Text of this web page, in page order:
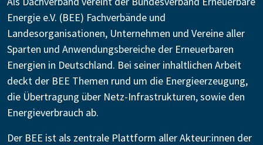
Energie e.V. (BEE) Fachverbände und
Landesorganisationen, Unternehmen und Vereine aller
Sparten und Anwendungsbereiche der Erneuerbaren
Energien in Deutschland. Bei seiner inhaltlichen Arbeit
deckt der BEE Themen rund um die Energieerzeugung,
die Übertragung über Netz-Infrastrukturen, sowie den
Energieverbrauch ab.
Der BEE ist als zentrale Plattform aller Akteur:innen der